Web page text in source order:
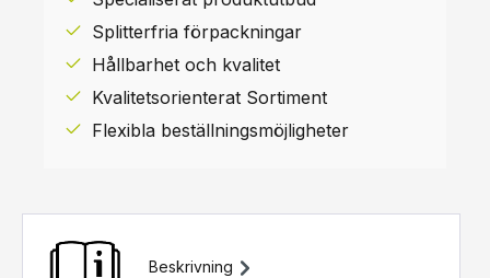
Splitterfria förpackningar
Hållbarhet och kvalitet
Kvalitetsorienterat Sortiment
Flexibla beställningsmöjligheter
Beskrivning